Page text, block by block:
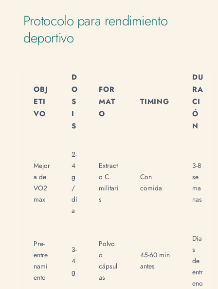
Protocolo para rendimiento
deportivo
OBJ
ETI
VO
D
O
S
I
S
FOR
MAT
O
TIMING
DU
RA
CI
Ó
N
Mejor
a de
VO2
max
2-
4
g
/
dí
a
Extract
o C.
militari
s
Con
comida
3-8
se
ma
nas
Pre-
entre
nami
ento
3-
4
g
Polvo
o
cápsul
as
45-60 min
antes
Día
s
de
entr
eno